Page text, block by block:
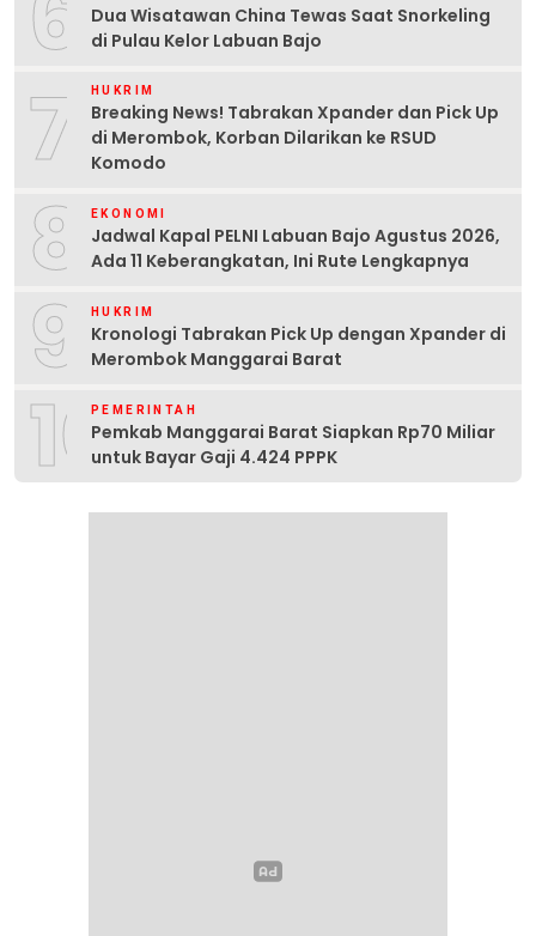
Dua Wisatawan China Tewas Saat Snorkeling
di Pulau Kelor Labuan Bajo
7 HUKRIM
Breaking News! Tabrakan Xpander dan Pick Up
di Merombok, Korban Dilarikan ke RSUD
Komodo
8 EKONOMI
Jadwal Kapal PELNI Labuan Bajo Agustus 2026,
Ada 11 Keberangkatan, Ini Rute Lengkapnya
9 HUKRIM
Kronologi Tabrakan Pick Up dengan Xpander di
Merombok Manggarai Barat
10PEMERINTAH
Pemkab Manggarai Barat Siapkan Rp70 Miliar
untuk Bayar Gaji 4.424 PPPK